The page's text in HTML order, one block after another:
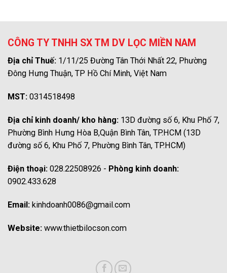
CÔNG TY TNHH SX TM DV LỌC MIỀN NAM
Địa chỉ Thuế: 1/11/25 Đường Tân Thới Nhất 22, Phường
Đông Hưng Thuận, TP Hồ Chí Minh, Việt Nam
MST: 0314518498
Địa chỉ kinh doanh/ kho hàng: 13D đường số 6, Khu Phố 7,
Phường Bình Hưng Hòa B,Quận Bình Tân, TP.HCM (13D
đường số 6, Khu Phố 7, Phường Bình Tân, TP.HCM)
Điện thoại: 028.22508926 - Phòng kinh doanh:
0902.433.628
Email: kinhdoanh0086@gmail.com
Website: www.thietbilocson.com